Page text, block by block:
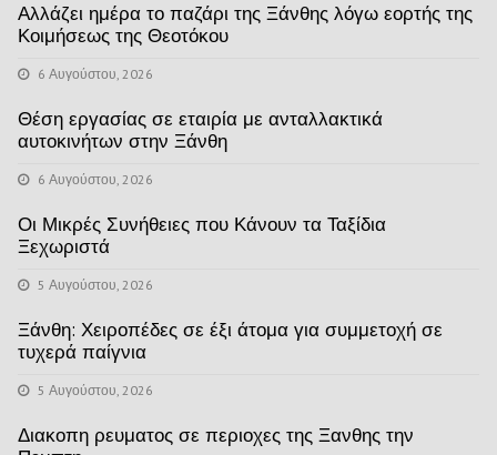
Αλλάζει ημέρα το παζάρι της Ξάνθης λόγω εορτής της
Κοιμήσεως της Θεοτόκου
6 Αυγούστου, 2026
Θέση εργασίας σε εταιρία με ανταλλακτικά
αυτοκινήτων στην Ξάνθη
6 Αυγούστου, 2026
Οι Μικρές Συνήθειες που Κάνουν τα Ταξίδια
Ξεχωριστά
5 Αυγούστου, 2026
Ξάνθη: Χειροπέδες σε έξι άτομα για συμμετοχή σε
τυχερά παίγνια
5 Αυγούστου, 2026
Διακοπη ρευματος σε περιοχες της Ξανθης την